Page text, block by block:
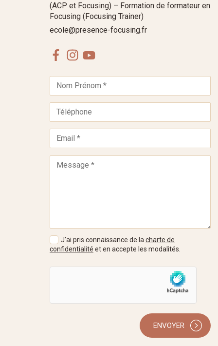
(ACP et Focusing) – Formation de formateur en
Focusing (Focusing Trainer)
ecole@presence-focusing.fr
FacebookInstagram
J'ai pris connaissance de lacharte de
confidentialité et en accepte les modalités.
ENVOYER